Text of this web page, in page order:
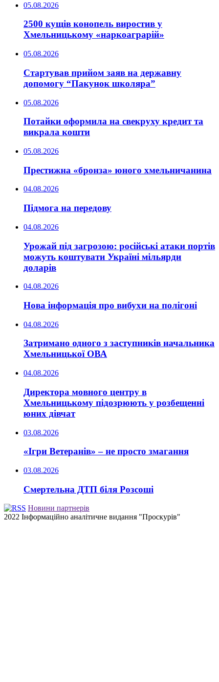
05.08.2026
2500 кущів конопель виростив у
Хмельницькому «наркоаграрій»
05.08.2026
Стартував прийом заяв на державну
допомогу “Пакунок школяра”
05.08.2026
Потайки оформила на свекруху кредит та
викрала кошти
05.08.2026
Престижна «бронза» юного хмельничанина
04.08.2026
Підмога на передову
04.08.2026
Урожай під загрозою: російські атаки портів
можуть коштувати Україні мільярди
доларів
04.08.2026
Нова інформація про вибухи на полігоні
04.08.2026
Затримано одного з заступників начальника
Хмельницької ОВА
04.08.2026
Директора мовного центру в
Хмельницькому підозрюють у розбещенні
юних дівчат
03.08.2026
«Ігри Ветеранів» – не просто змагання
03.08.2026
Смертельна ДТП біля Розсоші
Новини партнерів
2022 Інформаційно аналітичне видання "Проскурів"